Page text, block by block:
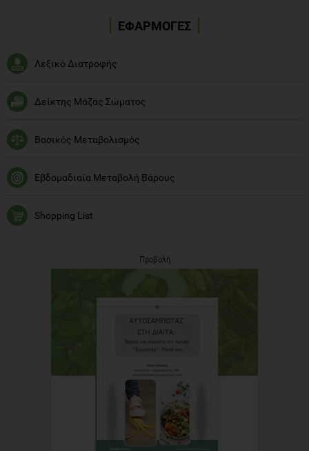
ΕΦΑΡΜΟΓΕΣ
Λεξικό Διατροφής
Δείκτης Μάζας Σώματος
Βασικός Μεταβολισμός
Εβδομαδιαία Μεταβολή Βάρους
Shopping List
Προβολή